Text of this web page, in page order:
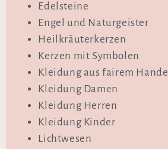
Edelsteine
Engel und Naturgeister
Heilkräuterkerzen
Kerzen mit Symbolen
Kleidung aus fairem Handel
Kleidung Damen
Kleidung Herren
Kleidung Kinder
Lichtwesen